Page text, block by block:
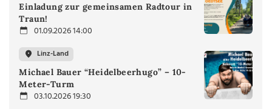
Einladung zur gemeinsamen Radtour in
Traun!
01.09.2026 14:00
Linz-Land
Michael Bauer “Heidelbeerhugo” – 10-
Meter-Turm
03.10.2026 19:30